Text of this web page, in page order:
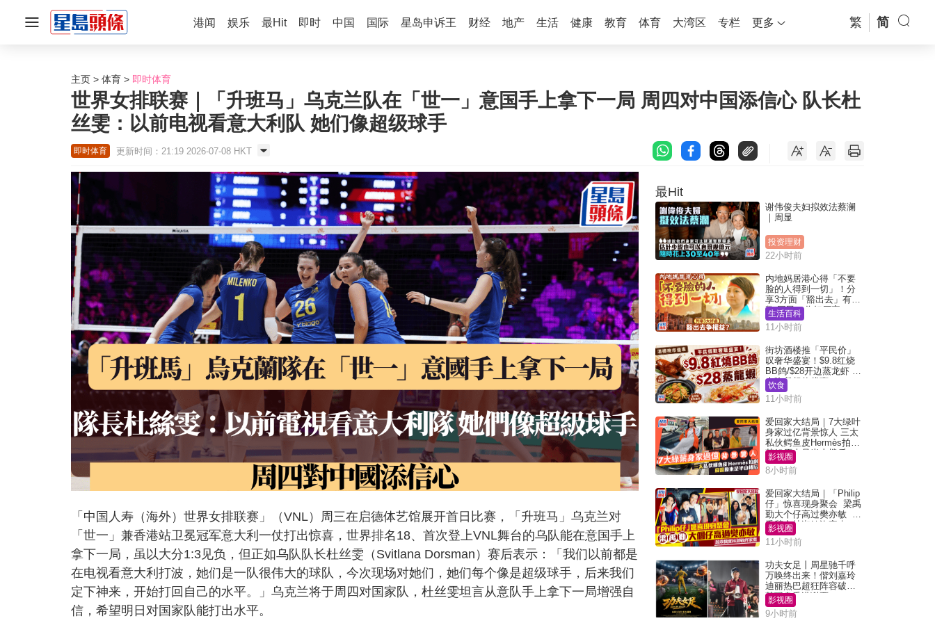
港闻 娱乐 最Hit 即时 中国 国际 星岛申诉王 财经 地产 生活 健康 教育 体育 大湾区 专栏 更多 繁 简
主页 体育 即时体育
世界女排联赛｜「升班马」乌克兰队在「世一」意国手上拿下一局 周四对中国添信心 队长杜
丝雯：以前电视看意大利队 她们像超级球手
即时体育 更新时间：21:19 2026-07-08 HKT
「中国人寿（海外）世界女排联赛」（VNL）周三在启德体艺馆展开首日比赛，「升班马」乌克兰对
「世一」兼香港站卫冕冠军意大利一仗打出惊喜，世界排名18、首次登上VNL舞台的乌队能在意国手上
拿下一局，虽以大分1:3见负，但正如乌队队长杜丝雯（Svitlana Dorsman）赛后表示：「我们以前都是
在电视看意大利打波，她们是一队很伟大的球队，今次现场对她们，她们每个像是超级球手，后来我们
定下神来，开始打回自己的水平。」乌克兰将于周四对国家队，杜丝雯坦言从意队手上拿下一局增强自
信，希望明日对国家队能打出水平。
最Hit
谢伟俊夫妇拟效法蔡澜
｜周显
投资理财
22小时前
内地妈居港心得「不要
脸的人得到一切」！分
享3方面「豁出去」有著
数 网民：你好厉害
生活百科
11小时前
街坊酒楼推「平民价」
叹奢华盛宴！$9.8红烧
BB鸽/$28开边蒸龙虾 3
大晚餐超值优惠
饮食
11小时前
爱回家大结局｜7大绿叶
身家过亿背景惊人 三太
私伙鳄鱼皮Hermès拍剧
苏姐原来是半山楼后
影视圈
8小时前
爱回家大结局｜「Philip
仔」惊喜现身聚会 梁禹
勤大个仔高过樊亦敏 超
乖黐实林淑敏许家杰
影视圈
11小时前
功夫女足丨周星驰千呼
万唤终出来！偕刘嘉玲
迪丽热巴超狂阵容破天
荒现身香港谢票
影视圈
9小时前